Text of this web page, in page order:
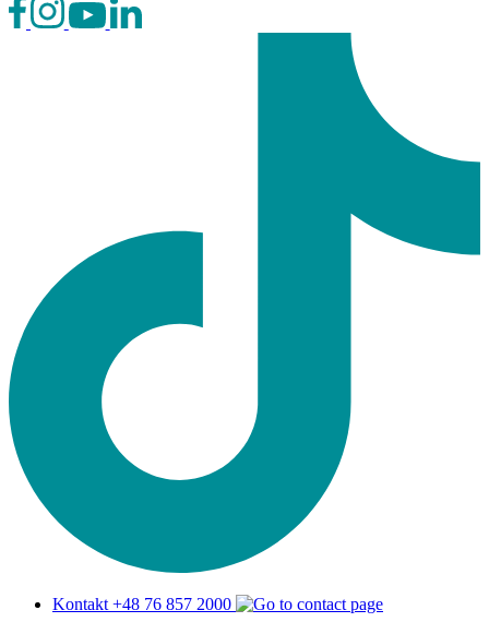
Kontakt +48 76 857 2000